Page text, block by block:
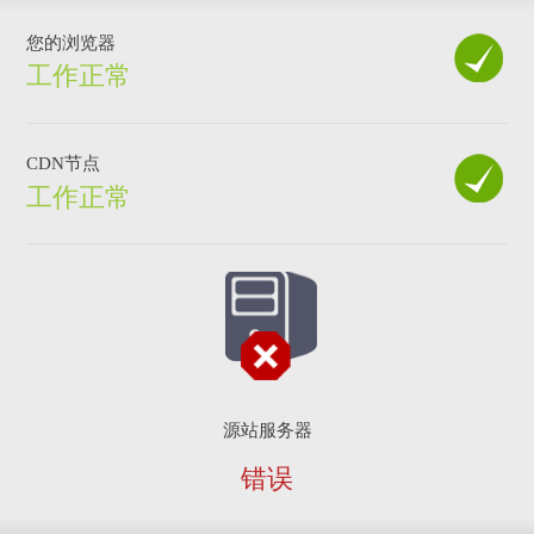
您的浏览器
工作正常
CDN节点
工作正常
源站服务器
错误